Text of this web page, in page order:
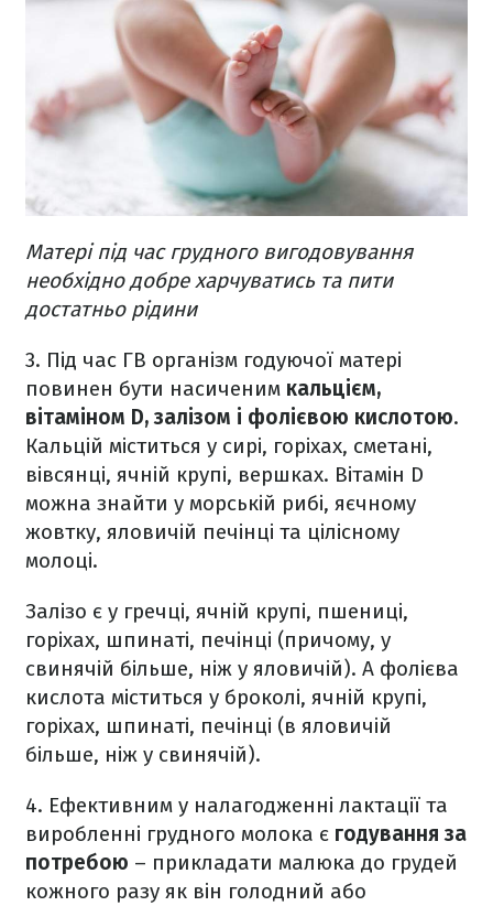
Матері під час грудного вигодовування
необхідно добре харчуватись та пити
достатньо рідини
3. Під час ГВ організм годуючої матері
повинен бути насиченим кальцієм,
вітаміном D, залізом і фолієвою кислотою.
Кальцій міститься у сирі, горіхах, сметані,
вівсянці, ячній крупі, вершках. Вітамін D
можна знайти у морській рибі, яєчному
жовтку, яловичій печінці та цілісному
молоці.
Залізо є у гречці, ячній крупі, пшениці,
горіхах, шпинаті, печінці (причому, у
свинячій більше, ніж у яловичій). А фолієва
кислота міститься у броколі, ячній крупі,
горіхах, шпинаті, печінці (в яловичій
більше, ніж у свинячій).
4. Ефективним у налагодженні лактації та
виробленні грудного молока є годування за
потребою – прикладати малюка до грудей
кожного разу як він голодний або